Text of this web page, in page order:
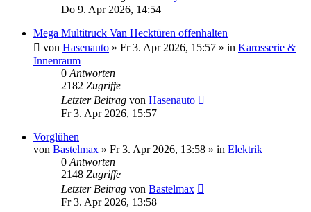
Do 9. Apr 2026, 14:54
Mega Multitruck Van Hecktüren offenhalten
von Hasenauto » Fr 3. Apr 2026, 15:57 » in Karosserie &
Innenraum
0Antworten
2182 Zugriffe
Letzter Beitrag von Hasenauto
Fr 3. Apr 2026, 15:57
Vorglühen
von Bastelmax » Fr 3. Apr 2026, 13:58 » in Elektrik
0Antworten
2148 Zugriffe
Letzter Beitrag von Bastelmax
Fr 3. Apr 2026, 13:58